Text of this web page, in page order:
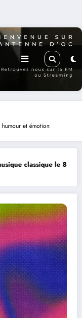
et émotion
août La Thérapie